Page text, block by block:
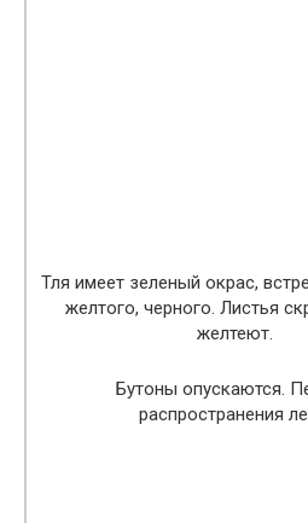
Тля имеет зеленый окрас,
желтого, черного. Листья
желтеют.
Бутоны опускаются.
распространения